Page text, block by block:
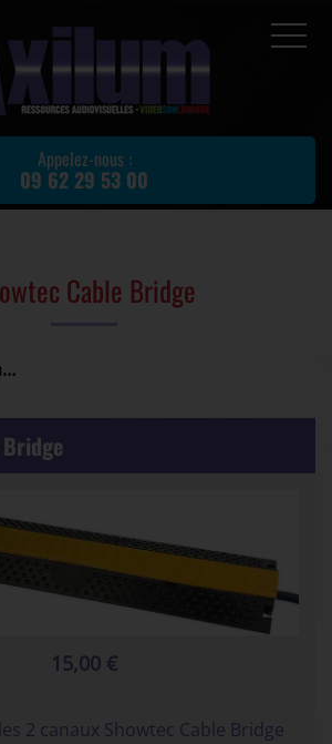
Appelez-nous :
09 62 29 53 00
Accueil
Prestations
Location de matériel
Avis clientCable Bridge
Showtec Cable Bridge
15,00 €
2 canaux Showtec Cable Bridge